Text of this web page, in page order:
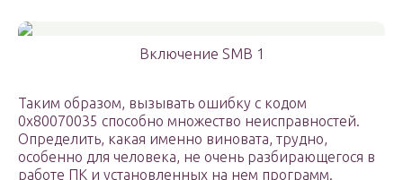
Включение SMB 1
Таким образом, вызывать ошибку с кодом
0x80070035 способно множество неисправностей.
Определить, какая именно виновата, трудно,
особенно для человека, не очень разбирающегося в
работе ПК и установленных на нем программ.